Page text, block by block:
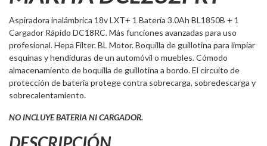
Aspiradora inalámbrica 18v LXT+ 1 Batería 3.0Ah BL1850B + 1
Cargador Rápido DC18RC. Más funciones avanzadas para uso
profesional. Hepa Filter. BL Motor. Boquilla de guillotina para limpiar
esquinas y hendiduras de un automóvil o muebles. Cómodo
almacenamiento de boquilla de guillotina a bordo. El circuito de
protección de batería protege contra sobrecarga, sobredescarga y
sobrecalentamiento.
NO INCLUYE BATERIA NI CARGADOR.